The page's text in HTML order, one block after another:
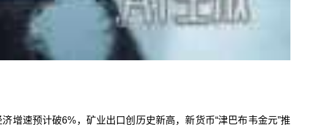
增速预计破6%，矿业出口创历史新高，新货币“津巴布韦金元”推